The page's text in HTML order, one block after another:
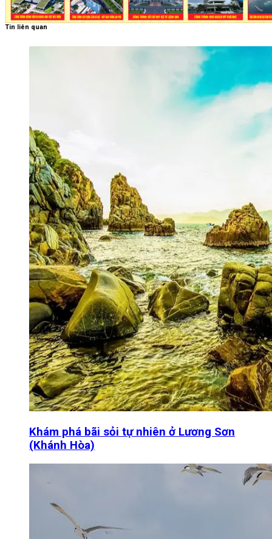
Tin liên quan
Khám phá bãi sỏi tự nhiên ở Lương Sơn
(Khánh Hòa)